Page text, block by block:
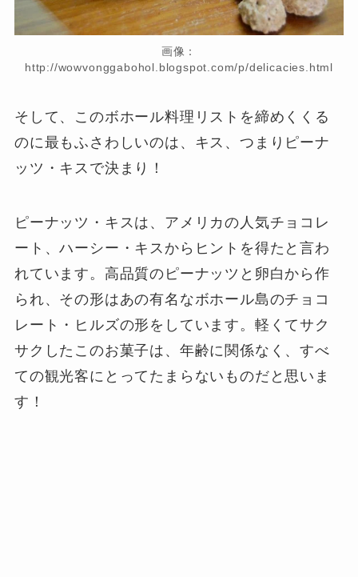
画像：
http://wowvonggabohol.blogspot.com/p/delicacies.html
そして、このボホール料理リストを締めくくる
のに最もふさわしいのは、キス、つまりピーナ
ッツ・キスで決まり！
ピーナッツ・キスは、アメリカの人気チョコレ
ート、ハーシー・キスからヒントを得たと言わ
れています。高品質のピーナッツと卵白から作
られ、その形はあの有名なボホール島のチョコ
レート・ヒルズの形をしています。軽くてサク
サクしたこのお菓子は、年齢に関係なく、すべ
ての観光客にとってたまらないものだと思いま
す！